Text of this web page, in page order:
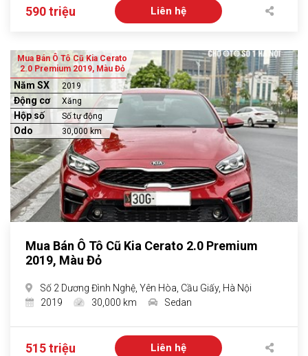
590 triệu Liên hệ
Mua Bán Ô Tô Cũ Kia Cerato
2.0 Premium 2019, Màu Đỏ
Năm SX 2019
Động cơ Xăng
Hộp số Số tự động
Odo 30,000 km
Mua Bán Ô Tô Cũ Kia Cerato 2.0 Premium
2019, Màu Đỏ
Số 2 Dương Đình Nghệ, Yên Hòa, Cầu Giấy, Hà Nội
2019
30,000 km Sedan
515 triệu Liên hệ